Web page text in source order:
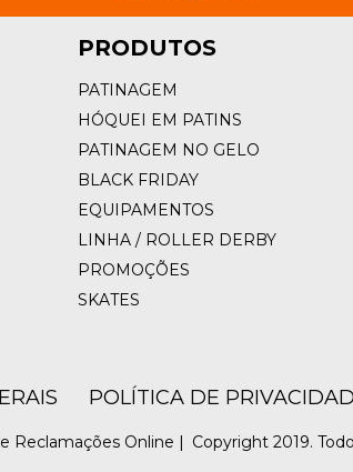
PRODUTOS
PATINAGEM
HÓQUEI EM PATINS
PATINAGEM NO GELO
BLACK FRIDAY
EQUIPAMENTOS
LINHA / ROLLER DERBY
PROMOÇÕES
SKATES
POLÍTICA DE
Reclamações Online | Copyright 2019.